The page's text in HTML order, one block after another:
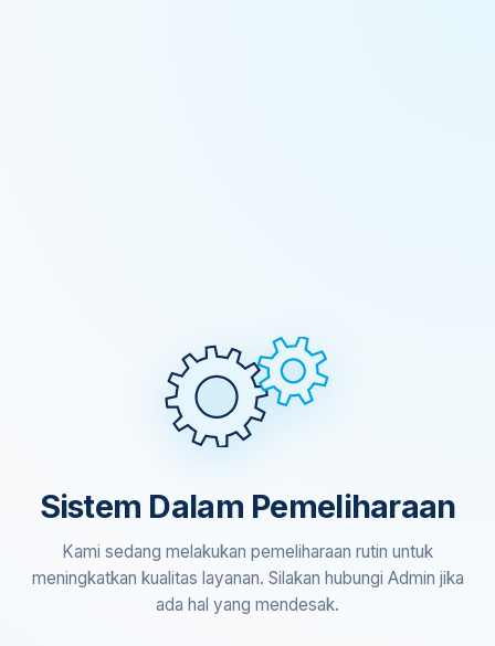
Sistem Dalam Pemeliharaan
Kami sedang melakukan pemeliharaan rutin untuk
meningkatkan kualitas layanan. Silakan hubungi Admin jika
ada hal yang mendesak.